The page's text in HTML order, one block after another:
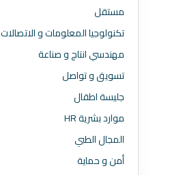
مستقل
تكنولوجيا المعلومات و الاتصالات
مهندسي انتاج و صناعة
تسويق و تواصل
جليسة اطقال
موارد بشرية HR
المجال الطبي
أمن و حماية